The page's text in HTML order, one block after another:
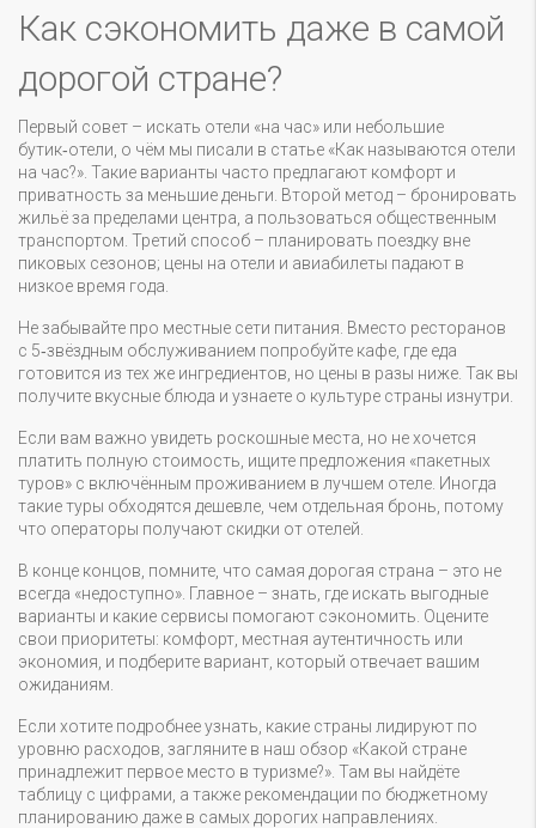
Как сэкономить даже в самой
дорогой стране?
Первый совет – искать отели «на час» или небольшие
бутик‑отели, о чём мы писали в статье «Как называются отели
на час?». Такие варианты часто предлагают комфорт и
приватность за меньшие деньги. Второй метод – бронировать
жильё за пределами центра, а пользоваться общественным
транспортом. Третий способ – планировать поездку вне
пиковых сезонов; цены на отели и авиабилеты падают в
низкое время года.
Не забывайте про местные сети питания. Вместо ресторанов
с 5‑звёздным обслуживанием попробуйте кафе, где еда
готовится из тех же ингредиентов, но цены в разы ниже. Так вы
получите вкусные блюда и узнаете о культуре страны изнутри.
Если вам важно увидеть роскошные места, но не хочется
платить полную стоимость, ищите предложения «пакетных
туров» с включённым проживанием в лучшем отеле. Иногда
такие туры обходятся дешевле, чем отдельная бронь, потому
что операторы получают скидки от отелей.
В конце концов, помните, что самая дорогая страна – это не
всегда «недоступно». Главное – знать, где искать выгодные
варианты и какие сервисы помогают сэкономить. Оцените
свои приоритеты: комфорт, местная аутентичность или
экономия, и подберите вариант, который отвечает вашим
ожиданиям.
Если хотите подробнее узнать, какие страны лидируют по
уровню расходов, загляните в наш обзор «Какой стране
принадлежит первое место в туризме?». Там вы найдёте
таблицу с цифрами, а также рекомендации по бюджетному
планированию даже в самых дорогих направлениях.